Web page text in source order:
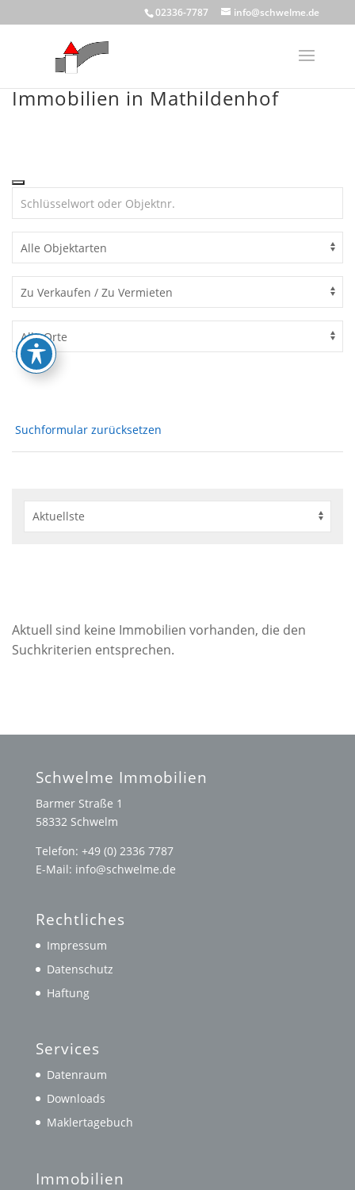
to
02336-7787 info@schwelme.de
Immobilien in Mathildenhof
Suchformular zurücksetzen
Aktuell sind keine Immobilien vorhanden, die den
Suchkriterien entsprechen.
Schwelme Immobilien
Barmer Straße 1
58332 Schwelm
Telefon: +49 (0) 2336 7787
E-Mail: info@schwelme.de
Rechtliches
Impressum
Datenschutz
Haftung
Services
Datenraum
Downloads
Maklertagebuch
Immobilien